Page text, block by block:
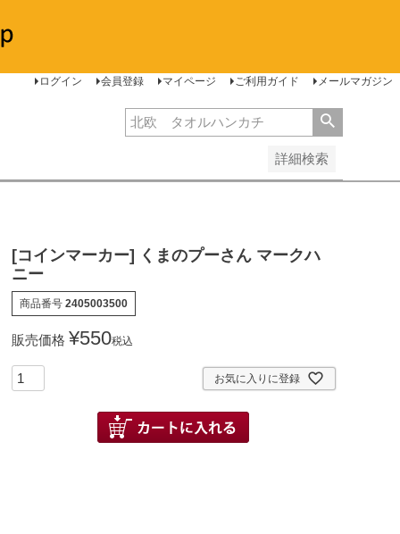
ログイン 会員登録 マイページ ご利用ガイド メールマガジン
詳細検索
順
[コインマーカー] くまのプーさん マークハ
ニー
商品番号 2405003500
販売価格 ¥550税込
お気に入りに登録